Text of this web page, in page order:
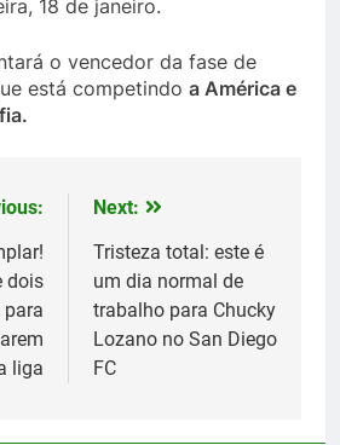
18 de janeiro.
o vencedor da fase de
está competindo a América e
dois
para
liga
Next:
Tristeza total: este é
um dia normal de
trabalho para Chucky
Lozano no San Diego
FC